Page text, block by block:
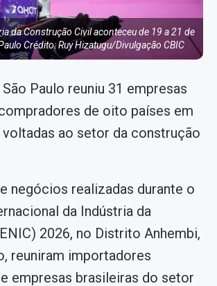
da Construção Civil aconteceu de 19 a 21 de
Crédito: Ruy Hizatugu/Divulgação CBIC
Paulo reuniu 31 empresas
de oito países em
ao setor da construção
negócios realizadas durante o
da Indústria da
2026, no Distrito Anhembi,
reuniram importadores
empresas brasileiras do setor